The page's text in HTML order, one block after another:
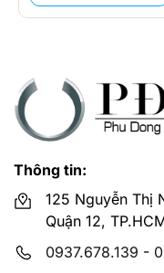
Thông tin:
125 Nguyễn Thị
Quận 12,
0937.678.139 -